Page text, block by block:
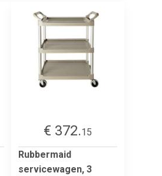
€ 372.15
Rubbermaid
servicewagen, 3